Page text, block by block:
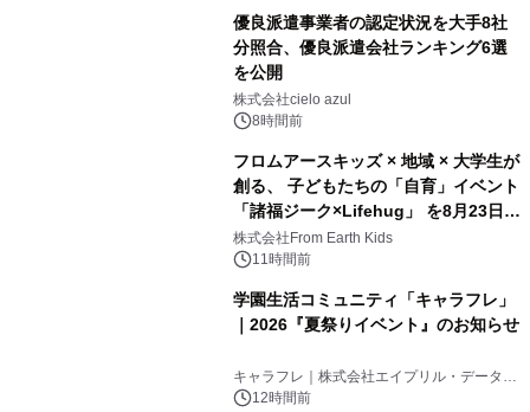
優良派遣事業者の認定状況を大手8社
分照合、優良派遣会社ランキング6選
を公開
株式会社cielo azul
8時間前
フロムアースキッズ × 地域 × 大学生が
創る、 子どもたちの「自育」イベント
「諸福ジーク×Lifehug」 を8月23日
(日)開催
株式会社From Earth Kids
11時間前
学園生活コミュニティ「キャラフレ」
｜2026『夏祭りイベント』のお知らせ
キャラフレ｜株式会社エイプリル・データ・
デザインズ
12時間前